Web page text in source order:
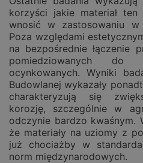
korzyści jakie materiał ten
wnosić w zastosowaniu w
Poza względami
na bezpośrednie łączenie
pomiedziowanych do
ocynkowanych. Wyniki
Budowlanej wykazały
charakteryzują się
korozję, szczególnie w
odczynie bardzo kwaśnym.
że materiały na uziomy z
już chociażby w
norm międzynarodowych.